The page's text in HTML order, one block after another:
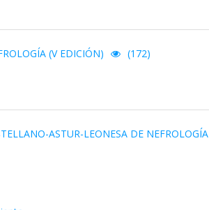
(V EDICIÓN)
(172)
ASTUR-LEONESA DE NEFROLOGÍA